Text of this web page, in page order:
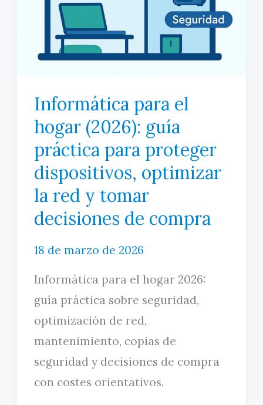
pruebas
para
evitar
alucinaciones
y
fallos
Informática para el
hogar (2026): guía
práctica para proteger
dispositivos, optimizar
la red y tomar
decisiones de compra
18 de marzo de 2026
Informática para el hogar 2026:
guía práctica sobre seguridad,
optimización de red,
mantenimiento, copias de
seguridad y decisiones de compra
con costes orientativos.